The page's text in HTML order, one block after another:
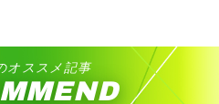
オススメ記事